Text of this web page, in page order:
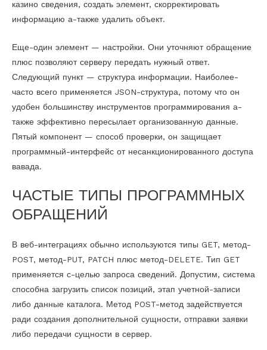
казино сведения, создать элемент, скорректировать
информацию а-также удалить объект.
Еще-один элемент — настройки. Они уточняют обращение
плюс позволяют серверу передать нужный ответ.
Следующий пункт — структура информации. Наиболее-
часто всего применяется JSON-структура, потому что он
удобен большинству инструментов программирования а-
также эффективно пересылает организованную данные.
Пятый компонент — способ проверки, он защищает
программный-интерфейс от несанкционированного доступа
вавада.
ЧАСТЫЕ ТИПЫ ПРОГРАММНЫХ
ОБРАЩЕНИЙ
В веб-интеграциях обычно используются типы GET, метод-
POST, метод-PUT, PATCH плюс метод-DELETE. Тип GET
применяется с-целью запроса сведений. Допустим, система
способна загрузить список позиций, этап учетной-записи
либо данные каталога. Метод POST-метод задействуется
ради создания дополнительной сущности, отправки заявки
либо передачи сущности в сервер.